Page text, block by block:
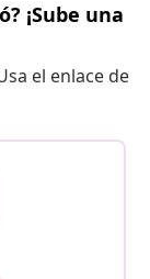
¡Sube una
el enlace de